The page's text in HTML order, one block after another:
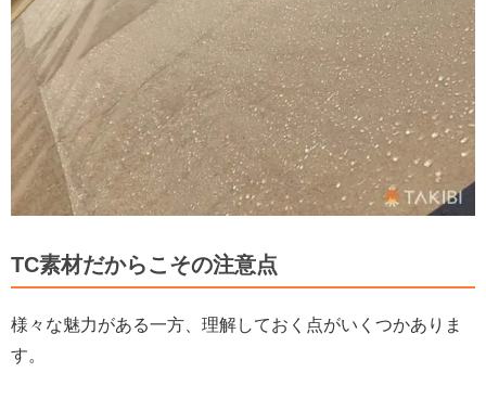
TC素材だからこその注意点
様々な魅力がある一方、理解しておく点がいくつかありま
す。